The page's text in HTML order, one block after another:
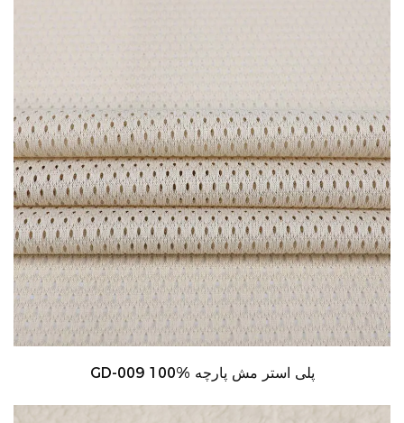
GD-009 100% پلی استر مش پارچه